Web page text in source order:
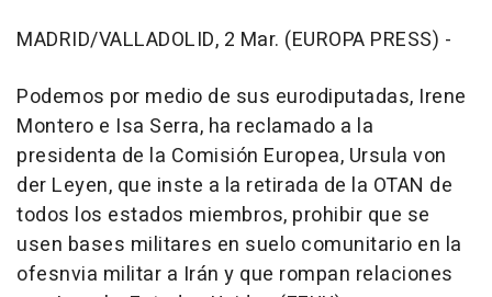
MADRID/VALLADOLID, 2 Mar. (EUROPA PRESS) -
Podemos por medio de sus eurodiputadas, Irene
Montero e Isa Serra, ha reclamado a la
presidenta de la Comisión Europea, Ursula von
der Leyen, que inste a la retirada de la OTAN de
todos los estados miembros, prohibir que se
usen bases militares en suelo comunitario en la
ofesnvia militar a Irán y que rompan relaciones